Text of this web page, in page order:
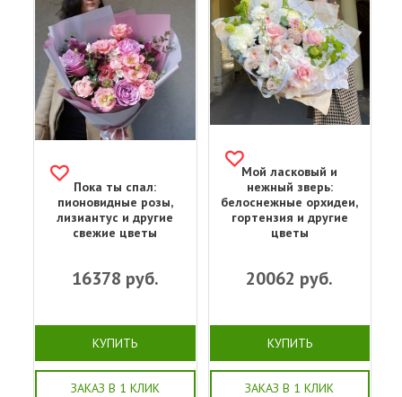
Пока ты спал:
пионовидные розы,
лизиантус и другие
свежие цветы
16378 руб.
КУПИТЬ
ЗАКАЗ В 1 КЛИК
Мой ласковый и
нежный зверь:
белоснежные орхидеи,
гортензия и другие
цветы
20062 руб.
КУПИТЬ
ЗАКАЗ В 1 КЛИК